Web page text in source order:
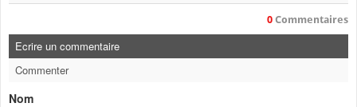
0 Commentaires
Ecrire un commentaire
Commenter
Nom